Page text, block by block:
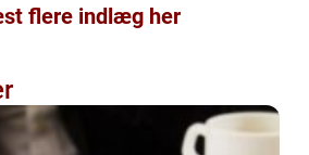
flere indlæg her